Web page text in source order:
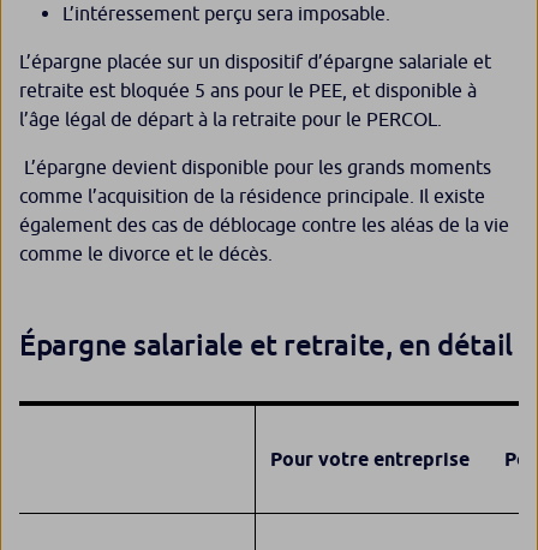
L’intéressement perçu sera imposable.
L’épargne placée sur un dispositif d’épargne salariale et
retraite est bloquée 5 ans pour le PEE, et disponible à
l’âge légal de départ à la retraite pour le PERCOL.
L’épargne devient disponible pour les grands moments
comme l’acquisition de la résidence principale. Il existe
également des cas de déblocage contre les aléas de la vie
comme le divorce et le décès.
Épargne salariale et retraite, en détail
Pour votre entreprise